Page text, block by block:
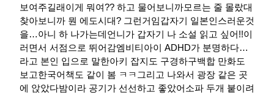
보여주길래이게 뭐여?? 하고 물어보니까모르는 줄 몰랐대
찾아보니까 뭔 에도시대? 그런거임갑자기 일본인스러운것
을…아니 하 나가는데언니가 갑자기 나 소설 읽고 싶어!!이
러면서 서점으로 뛰어감엠비티아이 ADHD가 분명하다…
라고 본인 입으로 말한아키 잡지도 구경하구백합 만화도
보고한국어책도 같이 봄 ㅋㅋ그리고 나와서 광장 같은 곳
에 앉았다밤이라 공기가 선선하고 좋았어소파 두개 붙이려